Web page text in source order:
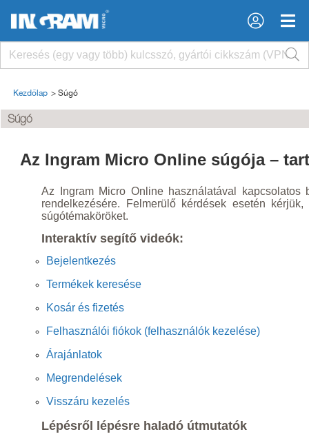
Kezdőlap > Súgó
Súgó
Az Ingram Micro Online súgója –
Az Ingram Micro Online használatával kapcsolatos
rendelkezésére. Felmerülő kérdések esetén
súgótémaköröket.
Interaktív segítő videók:
Bejelentkezés
Termékek keresése
Kosár és fizetés
Felhasználói fiókok (felhasználók kezelése)
Árajánlatok
Megrendelések
Visszáru kezelés
Lépésről lépésre haladó útmutatók